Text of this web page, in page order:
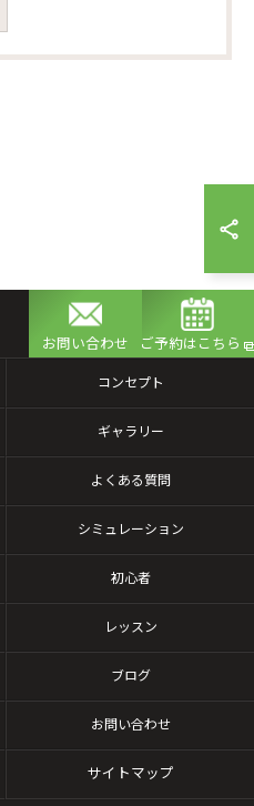
お問い合わせ ご予約はこちら
コンセプト
ギャラリー
よくある質問
シミュレーション
初心者
レッスン
ブログ
お問い合わせ
サイトマップ